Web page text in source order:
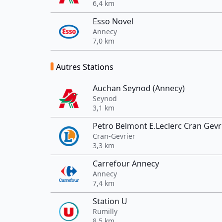
6,4 km
Esso Novel
Annecy
7,0 km
Autres Stations
Auchan Seynod (Annecy)
Seynod
3,1 km
Petro Belmont E.Leclerc Cran
Cran-Gevrier
3,3 km
Carrefour Annecy
Annecy
7,4 km
Station U
Rumilly